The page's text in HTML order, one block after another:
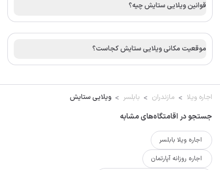
قوانین ویلایی ستایش چیه؟
موقعیت مکانی ویلایی ستایش کجاست؟
اجاره ویلا مازندران بابلسر ویلایی ستایش
جستجو در اقامتگاه‌های مشابه
اجاره ویلا بابلسر
اجاره روزانه آپارتمان